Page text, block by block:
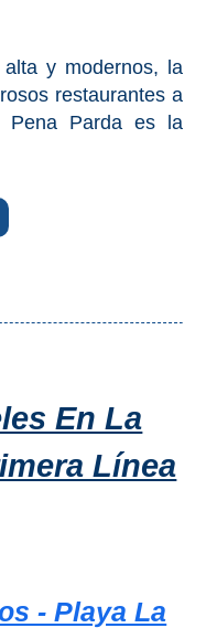
y modernos, la
restaurantes a
Pena Parda es la
En La
Línea
- Playa La